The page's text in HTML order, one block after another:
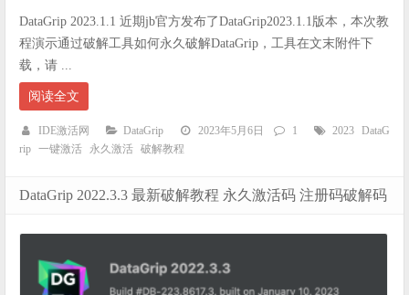
DataGrip 2023.1.1 近期jb官方发布了DataGrip2023.1.1版本，本次教
程演示通过破解工具如何永久破解DataGrip，工具在文末附件下
载，请 ...
阅读全文
IDE激活网 DataGrip 2023年5月6日 1 2023 DataG
rip 一键激活 永久激活 破解教程
DataGrip 2022.3.3 最新破解教程 永久激活码 注册码破解码